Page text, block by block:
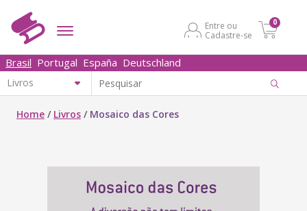
Entre ou
Cadastre-se
0
Brasil Portugal España Deutschland
Home / Livros / Mosaico das Cores